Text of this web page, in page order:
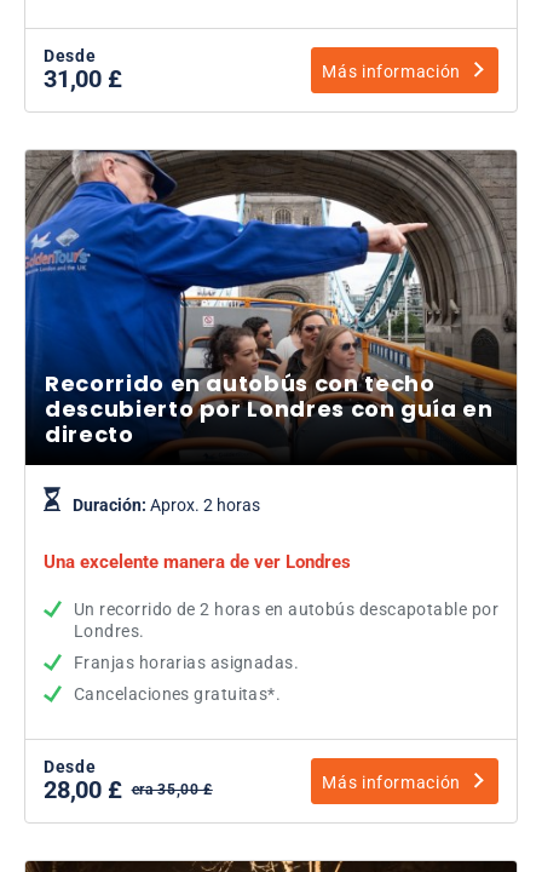
Desde
31,00 £ Más información
Recorrido en autobús con techo
descubierto por Londres con guía en
directo
Duración: Aprox. 2 horas
Una excelente manera de ver Londres
Un recorrido de 2 horas en autobús descapotable por
Londres.
Franjas horarias asignadas.
Cancelaciones gratuitas*.
Desde
28,00 £ era 35,00 £ Más información